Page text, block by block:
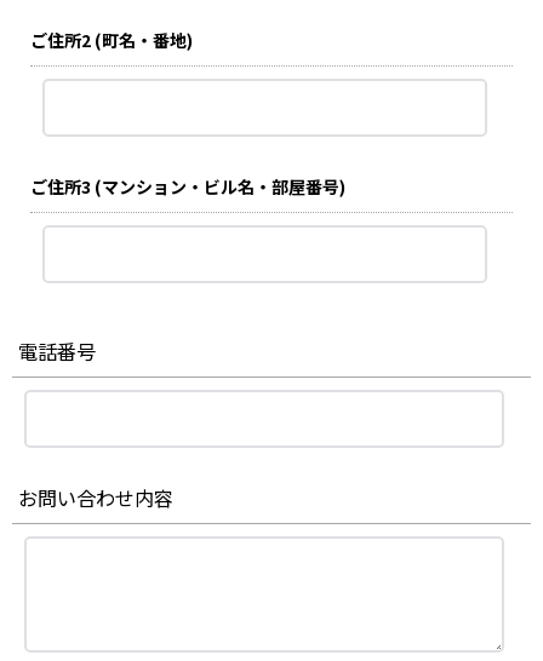
ご住所2 (町名・番地)
ご住所3 (マンション・ビル名・部屋番号)
電話番号
お問い合わせ内容